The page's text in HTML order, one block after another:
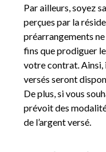
Par ailleurs, soyez
perçues par la
préarrangements
fins que prodiguer
votre contrat. Ainsi,
versés seront
De plus, si vous
prévoit des
de l’argent versé.